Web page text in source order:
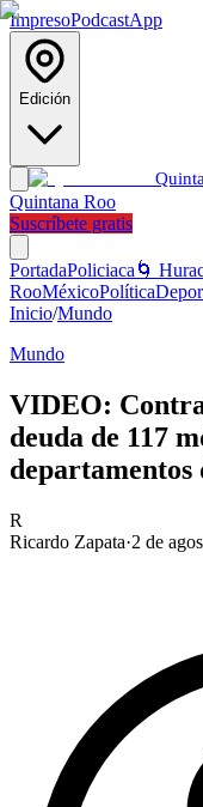
ImpresoPodcastApp
Edición
Quinta
Quintana Roo
Suscríbete gratis
PortadaPoliciaca 🌀
RooMéxicoPolítica
Inicio/Mundo
Mundo
VIDEO:
deuda de 117
departamentos
R
Ricardo Zapata·2 de